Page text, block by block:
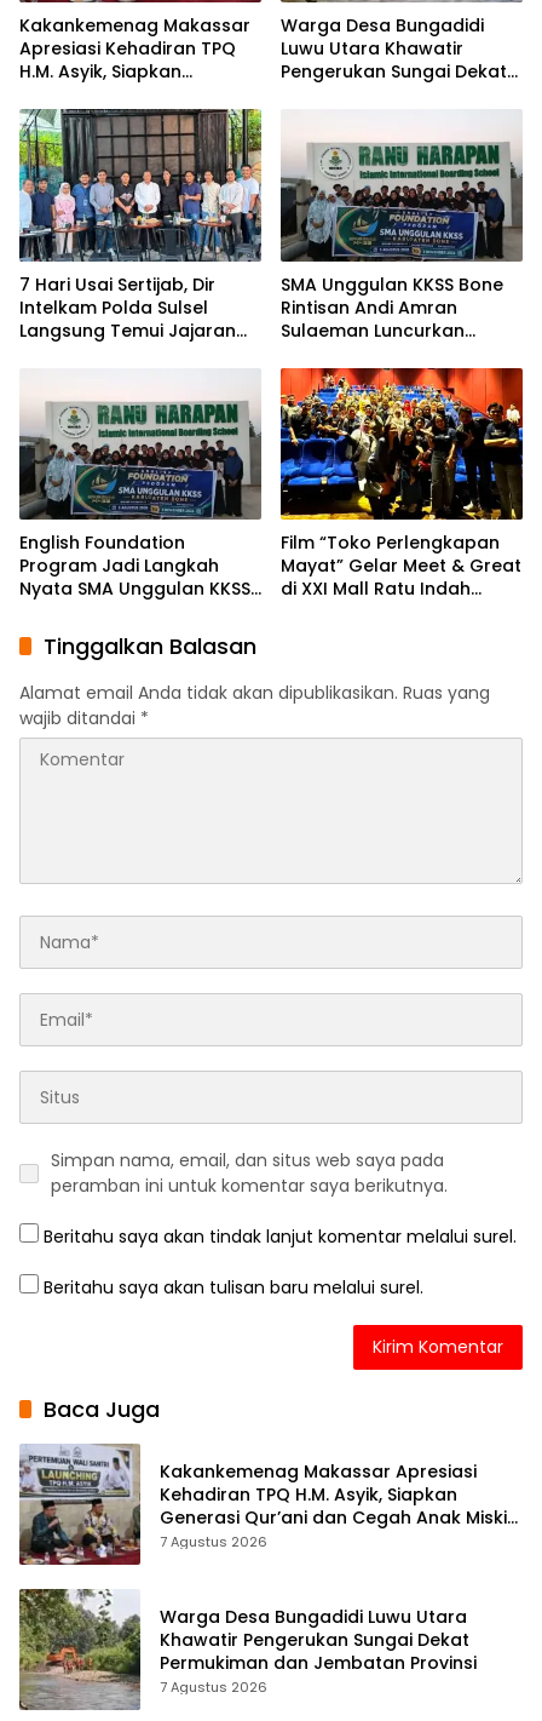
Kakankemenag Makassar
Apresiasi Kehadiran TPQ
H.M. Asyik, Siapkan
Cegah Anak Miskin
Spiritualitas
Warga Desa Bungadidi
Luwu Utara Khawatir
Pengerukan Sungai Dekat
7 Hari Usai Sertijab, Dir
Intelkam Polda Sulsel
Langsung Temui Jajaran
SMA Unggulan KKSS Bone
Rintisan Andi Amran
Sulaeman Luncurkan
Program
English Foundation
Program Jadi Langkah
Nyata SMA Unggulan KKSS
Berdaya Saing Global
Film “Toko Perlengkapan
Mayat” Gelar Meet & Great
di XXI Mall Ratu Indah
Tinggalkan Balasan
Alamat email Anda tidak akan dipublikasikan. Ruas yang
wajib ditandai *
Simpan nama, email, dan situs web saya pada
peramban ini untuk komentar saya berikutnya.
Beritahu saya akan tindak lanjut komentar melalui surel.
Beritahu saya akan tulisan baru melalui surel.
Baca Juga
Kakankemenag Makassar Apresiasi
Kehadiran TPQ H.M. Asyik, Siapkan
Generasi Qur’ani dan Cegah Anak Miskin
Spiritualitas
7 Agustus 2026
Warga Desa Bungadidi Luwu Utara
Khawatir Pengerukan Sungai Dekat
Permukiman dan Jembatan Provinsi
7 Agustus 2026